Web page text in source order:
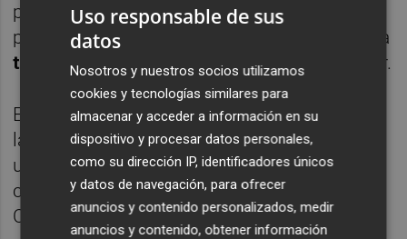
pequeños negocios intentancaptar
potencial cliente incidiendo en la
, la
tradicióny la confianzaque pueden suscitar.
El resultado, al menos en lo que se refiere a
la campaña en redes sociales, está siendo
un "
éxito", en palabras de Irene Ruiz,
concejal de Empleo del ayuntamiento de
Cartagena.
Uso responsable de sus
datos
Nosotros y nuestros socios utilizamos
cookies y tecnologías similares para
almacenar y acceder a información en su
dispositivo y procesar datos personales,
como su dirección IP, identificadores únicos
y datos de navegación, para ofrecer
anuncios y contenido personalizados, medir
anuncios y contenido, obtener información